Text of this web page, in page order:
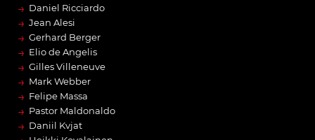
→ Daniel Ricciardo
→ Jean Alesi
→ Gerhard Berger
→ Elio de Angelis
→ Gilles Villeneuve
→ Mark Webber
→ Felipe Massa
→ Pastor Maldonaldo
→ Daniil Kvjat